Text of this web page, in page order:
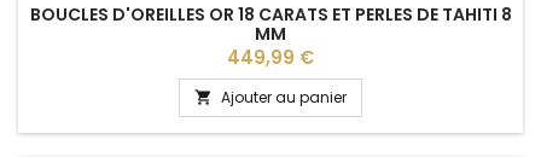
BOUCLES D'OREILLES OR 18 CARATS ET PERLES DE TAHITI 8
MM
Prix
449,99 €
 Ajouter au panier